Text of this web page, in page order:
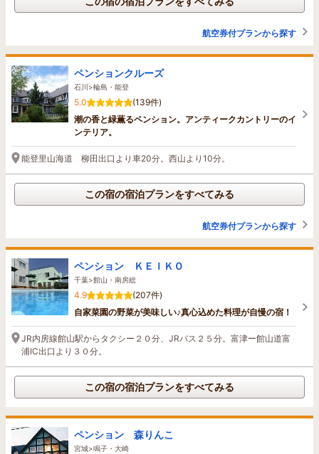
航空券付プランから探す
ペンションクルーズ
石川>輪島・能登
5.0
(139件)
潮の香と緑薫るペンション。アンティークカントリーのイ
ンテリア。
能登里山海道 柳田出口より車20分。西山より10分。
この宿の宿泊プランをすべてみる
航空券付プランから探す
ペンション ＫＥＩＫＯ
千葉>館山・南房総
4.9
(207件)
自家菜園の野菜が美味しい♪真心込めた料理が自慢の宿！
JR内房線館山駅からタクシー２０分、JRバス２５分。富津ー館山道富
浦IC出口より３０分。
この宿の宿泊プランをすべてみる
ペンション 森りんこ
宮城>鳴子・大崎